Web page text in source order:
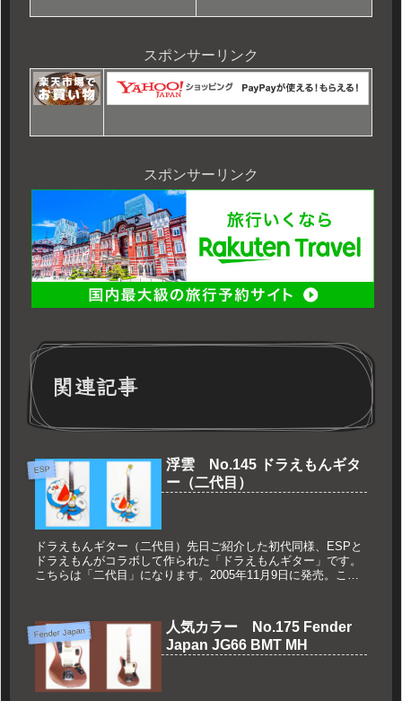
スポンサーリンク
スポンサーリンク
関連記事
ESP
浮雲 No.145 ドラえもんギタ
ー（二代目）
ドラえもんギター（二代目）先日ご紹介した初代同様、ESPと
ドラえもんがコラボして作られた「ドラえもんギター」です。
こちらは「二代目」になります。2005年11月9日に発売。こち
Fender Japan
人気カラー No.175 Fender
Japan JG66 BMT MH